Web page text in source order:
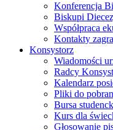
Konferencja
Biskupi
Współpraca
Kontakty
Konsystorz
Wiadomości
Radcy
Kalendarz
Pliki do
Bursa
Kurs dla
Głosowanie